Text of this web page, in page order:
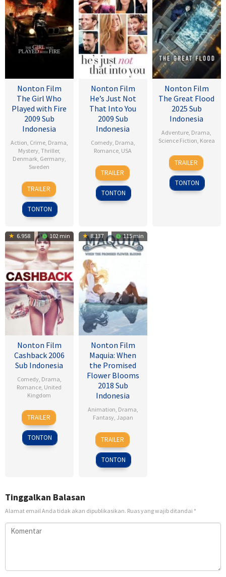
Nonton Film
The Girl Who
Played with Fire
2009 Sub
Indonesia
Action, Crime, Drama,
Mystery, Thriller,
Denmark, Germany,
Sweden
18
Sep
2009
Daniel
Alfredson
TRAILER
TONTON
Nonton Film
He’s Just Not
That Into You
2009 Sub
Indonesia
Comedy, Drama,
Romance, USA
6
Feb
2009
Ken
Kwapis
TRAILER
TONTON
Nonton Film
The Great Flood
2025 Sub
Indonesia
Adventure, Drama,
Science Fiction, Korea
18
Sep
2025
Kim
Byung-
woo
TRAILER
TONTON
6.958 102 min
Nonton Film
Cashback 2006
Sub Indonesia
Comedy, Drama,
Romance, United
Kingdom
17
Jan
2007
Sean
Ellis
TRAILER
TONTON
8.137 115 min
Nonton Film
Maquia: When
the Promised
Flower Blooms
2018 Sub
Indonesia
Animation, Drama,
Fantasy, Japan
24
Feb
2018
Heo
Jong
TRAILER
TONTON
Tinggalkan Balasan
Alamat email Anda tidak akan dipublikasikan. Ruas yang wajib ditandai *